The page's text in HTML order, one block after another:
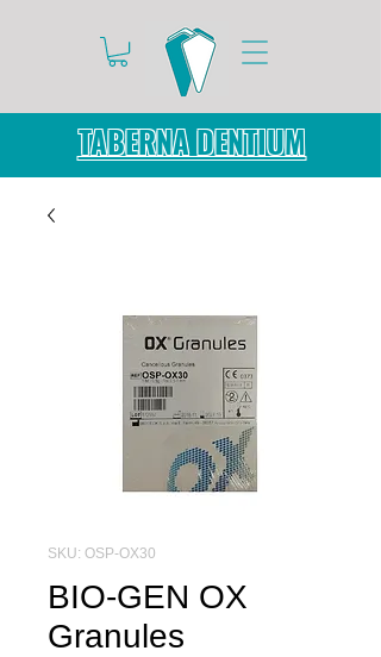
TABERNA DENTIUM
SKU: OSP-OX30
BIO-GEN OX
Granules